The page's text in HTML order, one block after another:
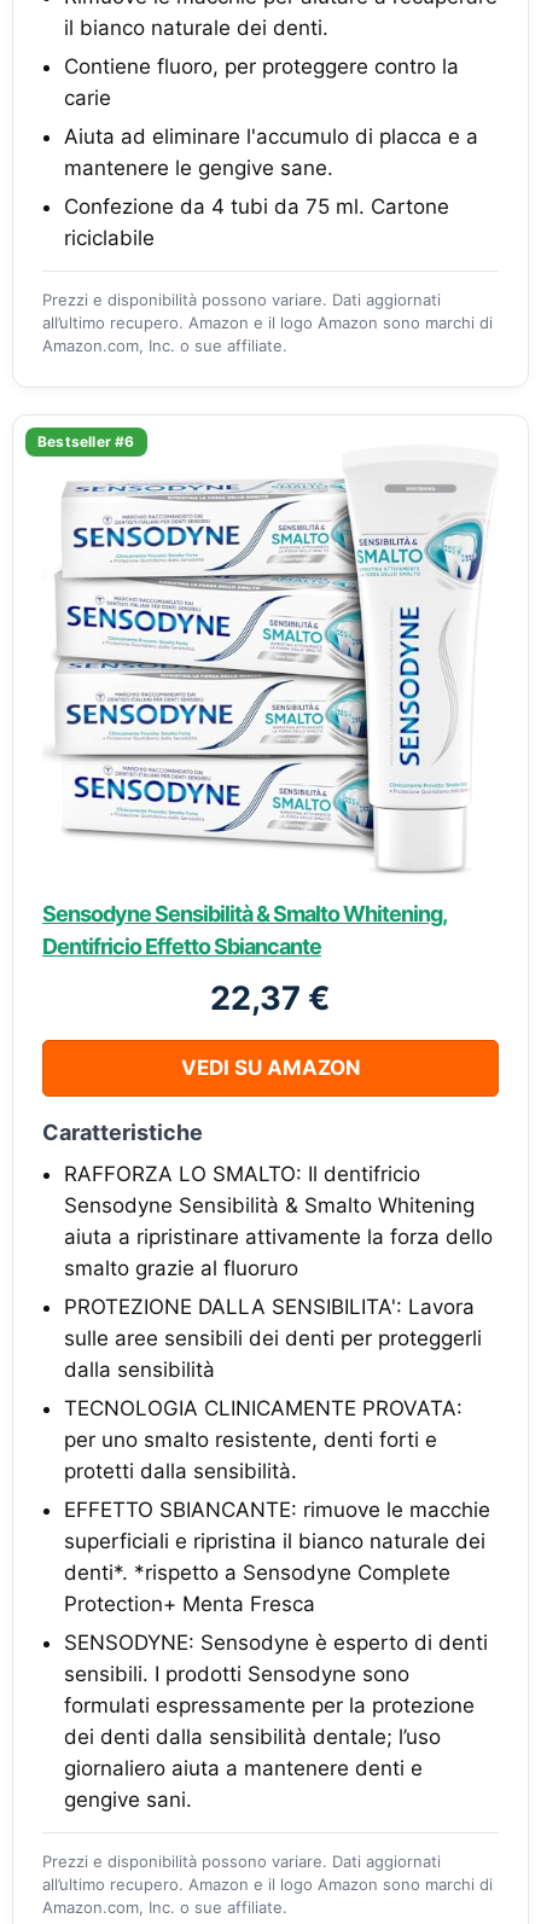
il bianco naturale dei denti.
Contiene fluoro, per proteggere contro la
carie
Aiuta ad eliminare l'accumulo di placca e a
mantenere le gengive sane.
Confezione da 4 tubi da 75 ml. Cartone
riciclabile
Prezzi e disponibilità possono variare. Dati aggiornati
all’ultimo recupero. Amazon e il logo Amazon sono marchi di
Amazon.com, Inc. o sue affiliate.
Bestseller #6
Sensodyne Sensibilità & Smalto Whitening,
Dentifricio Effetto Sbiancante
22,37 €
VEDI SU AMAZON
Caratteristiche
RAFFORZA LO SMALTO: Il dentifricio
Sensodyne Sensibilità & Smalto Whitening
aiuta a ripristinare attivamente la forza dello
smalto grazie al fluoruro
PROTEZIONE DALLA SENSIBILITA': Lavora
sulle aree sensibili dei denti per proteggerli
dalla sensibilità
TECNOLOGIA CLINICAMENTE PROVATA:
per uno smalto resistente, denti forti e
protetti dalla sensibilità.
EFFETTO SBIANCANTE: rimuove le macchie
superficiali e ripristina il bianco naturale dei
denti*. *rispetto a Sensodyne Complete
Protection+ Menta Fresca
SENSODYNE: Sensodyne è esperto di denti
sensibili. I prodotti Sensodyne sono
formulati espressamente per la protezione
dei denti dalla sensibilità dentale; l’uso
giornaliero aiuta a mantenere denti e
gengive sani.
Prezzi e disponibilità possono variare. Dati aggiornati
all’ultimo recupero. Amazon e il logo Amazon sono marchi di
Amazon.com, Inc. o sue affiliate.